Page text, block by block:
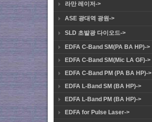
라만 레이저->
ASE 광대역 광원->
SLD 초발광 다이오드->
EDFA C-Band SM(PA BA HP)->
EDFA C-Band SM(Mic LA GF)->
EDFA C-Band PM (PA BA HP)->
EDFA L-Band SM (BA HP)->
EDFA L-Band PM (BA HP)->
EDFA for Pulse Laser->